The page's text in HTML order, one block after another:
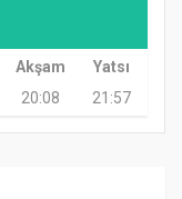
Akşam
Yatsı
20:08 21:57